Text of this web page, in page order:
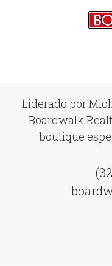
Liderado por
Boardwalk
boutique